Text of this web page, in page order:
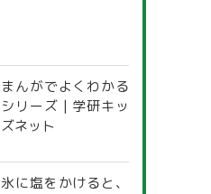
まんがでよくわかる
シリーズ | 学研キッ
ズネット
氷に塩をかけると、